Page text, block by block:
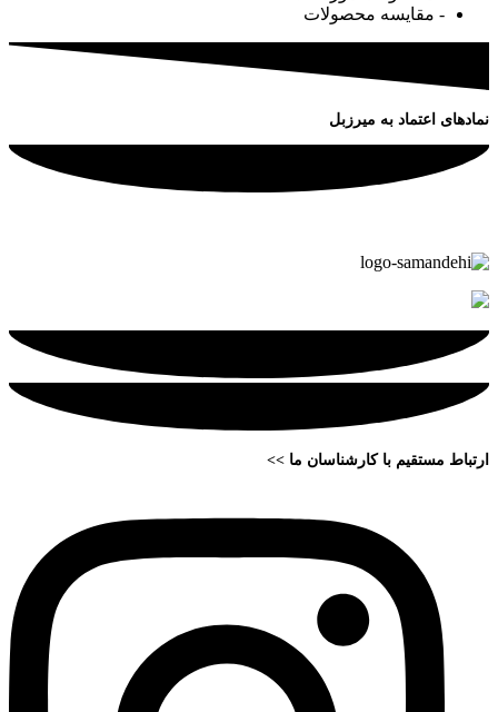
- مقایسه محصولات
نمادهای اعتماد به میرزبل
ارتباط مستقیم با کارشناسان ما >>